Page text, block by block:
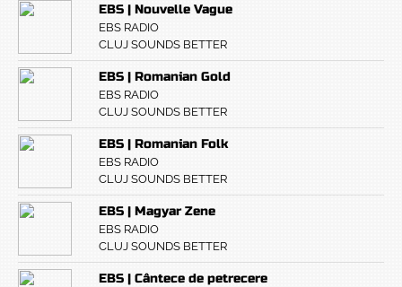
EBS | Nouvelle Vague
EBS RADIO
CLUJ SOUNDS BETTER
EBS | Romanian Gold
EBS RADIO
CLUJ SOUNDS BETTER
EBS | Romanian Folk
EBS RADIO
CLUJ SOUNDS BETTER
EBS | Magyar Zene
EBS RADIO
CLUJ SOUNDS BETTER
EBS | Cântece de petrecere